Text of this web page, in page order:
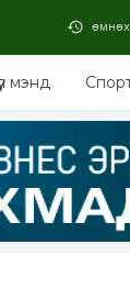
өмнөх
мэнд